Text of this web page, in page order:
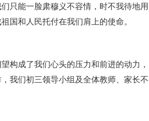
只能一脸肃穆义不容情，时不我待地用
国和人民托付在我们肩上的使命。
成了我们心头的压力和前进的动力，
我们初三领导小组及全体教师、家长不